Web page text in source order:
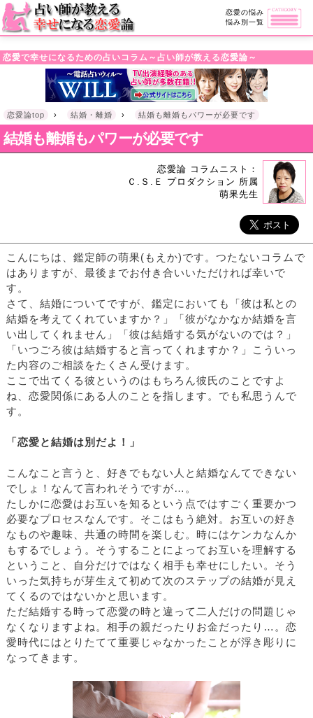
・!DOCTYPE html>l
恋愛の悩み
悩み別一覧
恋愛で幸せになるための占いコラム～占い師が教える恋愛論～
恋愛論top › 結婚・離婚 › 結婚も離婚もパワーが必要です
結婚も離婚もパワーが必要です
恋愛論 コラムニスト：
Ｃ.Ｓ.Ｅ プロダクション 所属
萌果先生
こんにちは、鑑定師の萌果(もえか)です。つたないコラムで
はありますが、最後までお付き合いいただければ幸いで
す。
さて、結婚についてですが、鑑定においても「彼は私との
結婚を考えてくれていますか？」「彼がなかなか結婚を言
い出してくれません」「彼は結婚する気がないのでは？」
「いつごろ彼は結婚すると言ってくれますか？」こういっ
た内容のご相談をたくさん受けます。
ここで出てくる彼というのはもちろん彼氏のことですよ
ね、恋愛関係にある人のことを指します。でも私思うんで
す。
「恋愛と結婚は別だよ！」
こんなこと言うと、好きでもない人と結婚なんてできない
でしょ！なんて言われそうですが…。
たしかに恋愛はお互いを知るという点ではすごく重要かつ
必要なプロセスなんです。そこはもう絶対。お互いの好き
なものや趣味、共通の時間を楽しむ。時にはケンカなんか
もするでしょう。そうすることによってお互いを理解する
ということ、自分だけではなく相手も幸せにしたい。そう
いった気持ちが芽生えて初めて次のステップの結婚が見え
てくるのではないかと思います。
ただ結婚する時って恋愛の時と違って二人だけの問題じゃ
なくなりますよね。相手の親だったりお金だったり…。恋
愛時代にはとりたてて重要じゃなかったことが浮き彫りに
なってきます。